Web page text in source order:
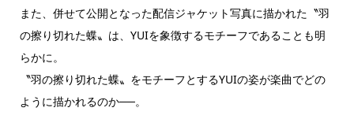
また、併せて公開となった配信ジャケット写真に描かれた〝羽
の擦り切れた蝶〟は、YUIを象徴するモチーフであることも明
らかに。
〝羽の擦り切れた蝶〟をモチーフとするYUIの姿が楽曲でどの
ように描かれるのか──。